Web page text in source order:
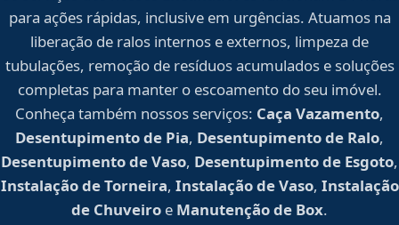
para ações rápidas, inclusive em urgências. Atuamos na
liberação de ralos internos e externos, limpeza de
tubulações, remoção de resíduos acumulados e soluções
completas para manter o escoamento do seu imóvel.
Conheça também nossos serviços: Caça Vazamento,
Desentupimento de Pia, Desentupimento de Ralo,
Desentupimento de Vaso, Desentupimento de Esgoto,
Instalação de Torneira, Instalação de Vaso, Instalação
de Chuveiro e Manutenção de Box.